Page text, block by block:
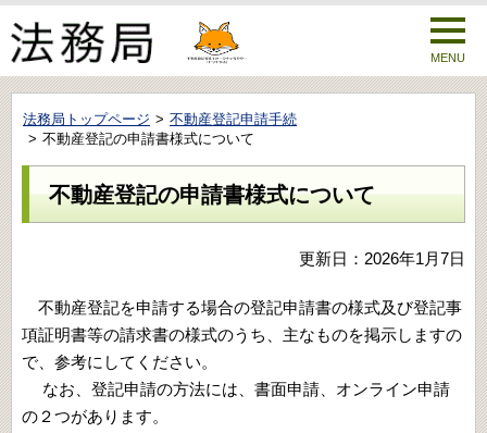
MENU
法務局トップページ
不動産登記申請手続
不動産登記の申請書様式について
不動産登記の申請書様式について
更新日：2026年1月7日
不動産登記を申請する場合の登記申請書の様式及び登記事
項証明書等の請求書の様式のうち、主なものを掲示しますの
で
参考にしてください。
なお
登記申請の方法には 書面申請
オンライン申請
の２つがあります。